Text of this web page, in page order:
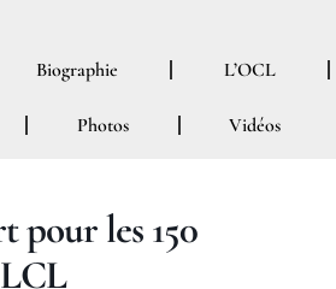
Biographie L’OCL
Photos Vidéos
pour les 150